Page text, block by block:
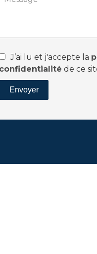
J’ai lu et j'accepte la
confidentialité de ce
Envoyer